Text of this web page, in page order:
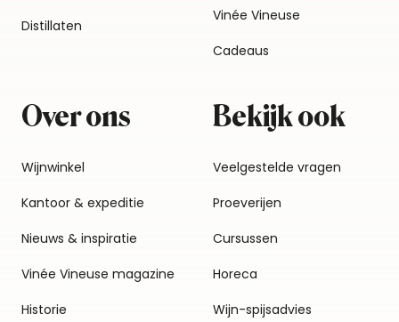
Distillaten
Vinée Vineuse
Cadeaus
Over ons
Wijnwinkel
Kantoor & expeditie
Nieuws & inspiratie
Vinée Vineuse magazine
Historie
Bekijk ook
Veelgestelde vragen
Proeverijen
Cursussen
Horeca
Wijn-spijsadvies